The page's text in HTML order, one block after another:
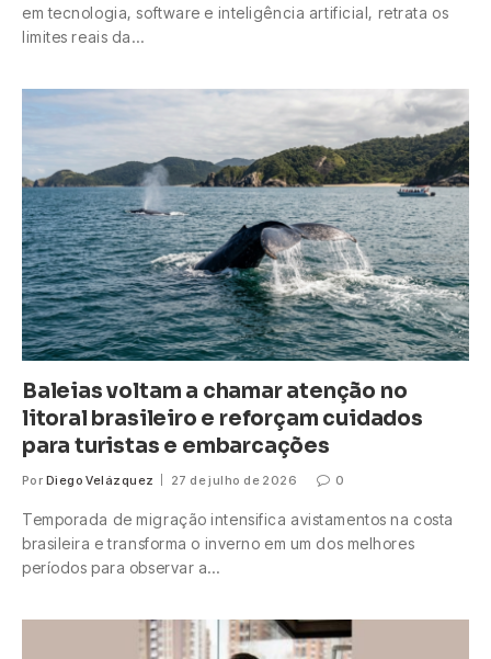
em tecnologia, software e inteligência artificial, retrata os
limites reais da…
Baleias voltam a chamar atenção no
litoral brasileiro e reforçam cuidados
para turistas e embarcações
Por Diego Velázquez 27 de julho de 2026 0
Temporada de migração intensifica avistamentos na costa
brasileira e transforma o inverno em um dos melhores
períodos para observar a…